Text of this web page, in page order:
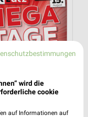
wird die
cookie
auf Informationen auf